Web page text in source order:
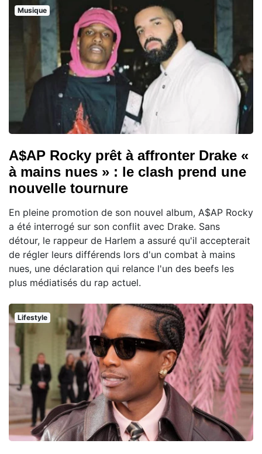
Musique
A$AP Rocky prêt à affronter Drake «
à mains nues » : le clash prend une
nouvelle tournure
En pleine promotion de son nouvel album, A$AP Rocky
a été interrogé sur son conflit avec Drake. Sans
détour, le rappeur de Harlem a assuré qu'il accepterait
de régler leurs différends lors d'un combat à mains
nues, une déclaration qui relance l'un des beefs les
plus médiatisés du rap actuel.
Lifestyle